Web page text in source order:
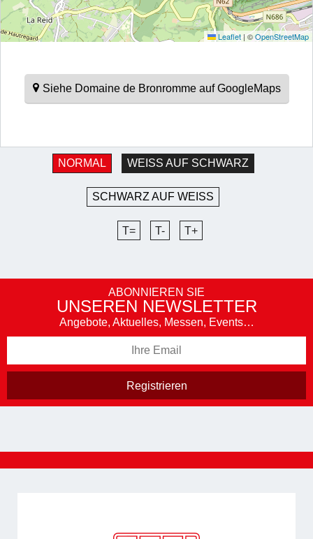
Leaflet|©OpenStreetMap
Siehe Domaine de Bronromme auf GoogleMaps
NORMAL WEISS AUF SCHWARZ
SCHWARZ AUF WEISS
T= T- T+
ABONNIEREN SIE
UNSEREN NEWSLETTER
Angebote, Aktuelles, Messen, Events…